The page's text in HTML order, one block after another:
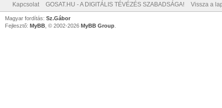
Kapcsolat GOSAT.HU - A DIGITÁLIS TÉVÉZÉS SZABADSÁGA! Vissza a
Magyar fordítás: Sz.Gábor
Fejlesztő: MyBB , © 2002-2026 MyBB Group